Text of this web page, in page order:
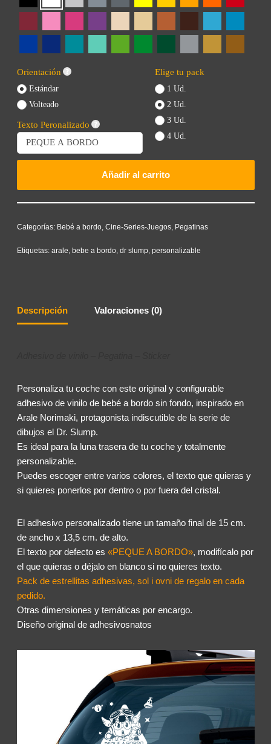
Elige tu pack
1 Ud.
2 Ud.
3 Ud.
4 Ud.
Orientación
Estándar
Volteado
Texto Peronalizado
Añadir al carrito
Categorías: Bebé a bordo, Cine-Series-Juegos, Pegatinas
Etiquetas: arale, bebe a bordo, dr slump, personalizable
Descripción Valoraciones (0)
Personaliza tu coche con este original y configurable
adhesivo de vinilo de bebé a bordo sin fondo, inspirado en
Arale Norimaki, protagonista indiscutible de la serie de
dibujos el Dr. Slump.
Es ideal para la luna trasera de tu coche y totalmente
personalizable.
Puedes escoger entre varios colores, el texto que quieras y
si quieres ponerlos por dentro o por fuera del cristal.
El adhesivo personalizado tiene un tamaño final de 15 cm.
de ancho x 13,5 cm. de alto.
El texto por defecto es «PEQUE A BORDO», modifícalo por
el que quieras o déjalo en blanco si no quieres texto.
Pack de estrellitas adhesivas, sol i ovni de regalo en cada
pedido.
Otras dimensiones y temáticas por encargo.
Diseño original de adhesivosnatos